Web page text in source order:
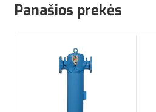
Panašios prekės